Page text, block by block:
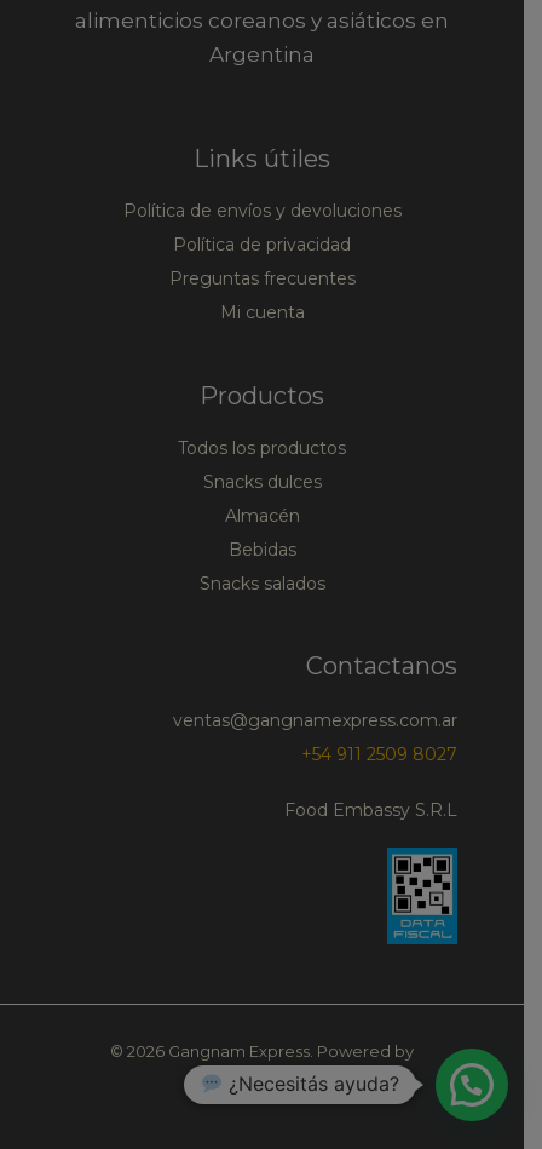
alimenticios coreanos y asiáticos en
Argentina
Links útiles
Política de envíos y devoluciones
Política de privacidad
Preguntas frecuentes
Mi cuenta
Productos
Todos los productos
Snacks dulces
Almacén
Bebidas
Snacks salados
Contactanos
ventas@gangnamexpress.com.ar
+54 911 2509 8027
Food Embassy S.R.L
© 2026 Gangnam Express. Powered by
Gangnam Express
¿Necesitás ayuda?